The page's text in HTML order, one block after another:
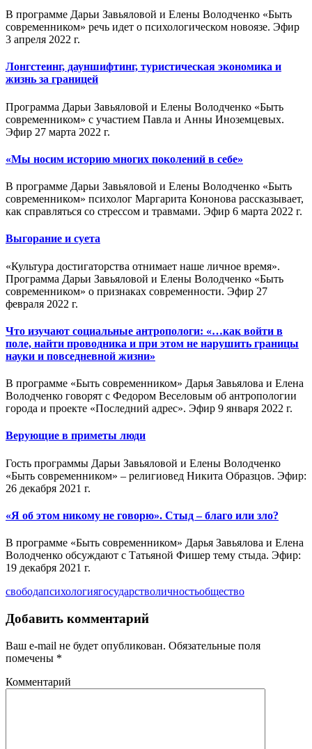
В программе Дарьи Завьяловой и Елены Володченко «Быть
современником» речь идет о психологическом новоязе. Эфир
3 апреля 2022 г.
Лонгстеинг, дауншифтинг, туристическая экономика и
жизнь за границей
Программа Дарьи Завьяловой и Елены Володченко «Быть
современником» с участием Павла и Анны Иноземцевых.
Эфир 27 марта 2022 г.
«Мы носим историю многих поколений в себе»
В программе Дарьи Завьяловой и Елены Володченко «Быть
современником» психолог Маргарита Кононова рассказывает,
как справляться со стрессом и травмами. Эфир 6 марта 2022 г.
Выгорание и суета
«Культура достигаторства отнимает наше личное время».
Программа Дарьи Завьяловой и Елены Володченко «Быть
современником» о признаках современности. Эфир 27
февраля 2022 г.
Что изучают социальные антропологи: «…как войти в
поле, найти проводника и при этом не нарушить границы
науки и повседневной жизни»
В программе «Быть современником» Дарья Завьялова и Елена
Володченко говорят с Федором Веселовым об антропологии
города и проекте «Последний адрес». Эфир 9 января 2022 г.
Верующие в приметы люди
Гость программы Дарьи Завьяловой и Елены Володченко
«Быть современником» – религиовед Никита Образцов. Эфир:
26 декабря 2021 г.
«Я об этом никому не говорю». Стыд – благо или зло?
В программе «Быть современником» Дарья Завьялова и Елена
Володченко обсуждают с Татьяной Фишер тему стыда. Эфир:
19 декабря 2021 г.
свободапсихологиягосударстволичностьобщество
Добавить комментарий
Ваш e-mail не будет опубликован. Обязательные поля
помечены *
Комментарий